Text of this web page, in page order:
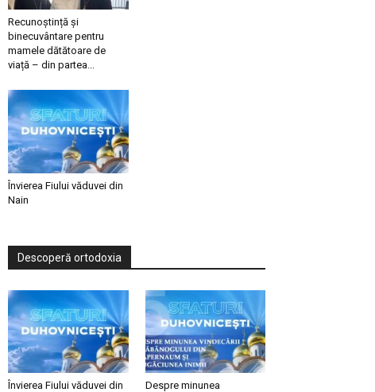
Recunoștință și
binecuvântare pentru
mamele dătătoare de
viață – din partea...
Învierea Fiului văduvei din
Nain
Descoperă ortodoxia
Învierea Fiului văduvei din
Despre minunea